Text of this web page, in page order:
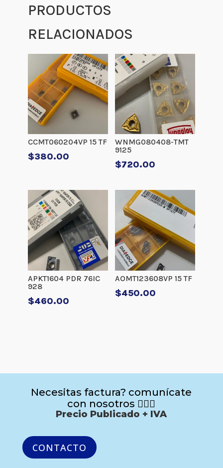
PRODUCTOS
RELACIONADOS
CCMT060204VP 15 TF
$380.00
WNMG080408-TMT
9125
$720.00
APKT1604 PDR 76IC
928
$460.00
AOMT123608VP 15 TF
$450.00
Necesitas factura? comunícate
con nosotros 🙋🏻‍♂️
Precio Publicado + IVA
CONTACTO